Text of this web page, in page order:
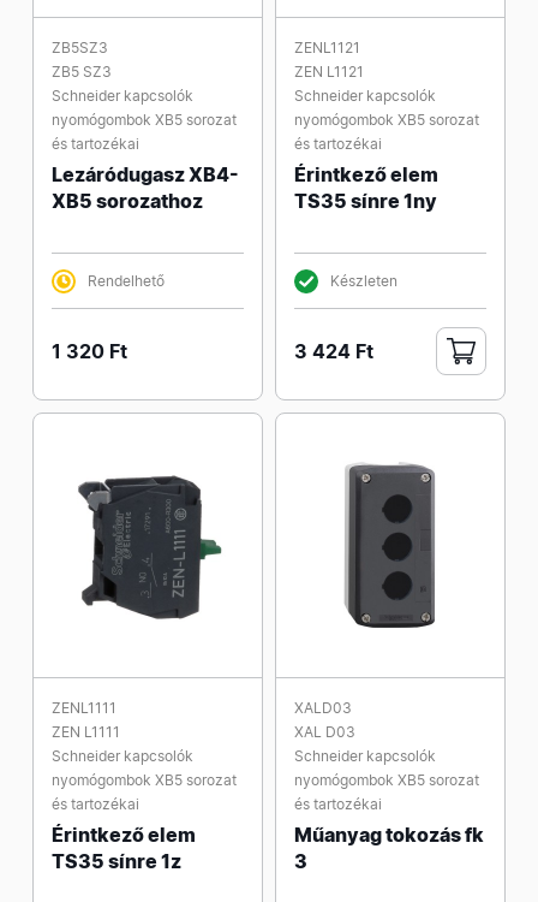
ZB5SZ3
ZB5 SZ3
Schneider kapcsolók
nyomógombok XB5 sorozat
és tartozékai
Lezáródugasz XB4-
XB5 sorozathoz
Rendelhető
1 320 Ft
ZENL1121
ZEN L1121
Schneider kapcsolók
nyomógombok XB5 sorozat
és tartozékai
Érintkező elem
TS35 sínre 1ny
Készleten
3 424 Ft
ZENL1111
ZEN L1111
Schneider kapcsolók
nyomógombok XB5 sorozat
és tartozékai
Érintkező elem
TS35 sínre 1z
XALD03
XAL D03
Schneider kapcsolók
nyomógombok XB5 sorozat
és tartozékai
Műanyag tokozás fk
3